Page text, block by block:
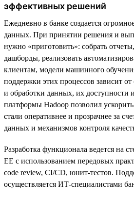
эффективных решений
Ежедневно в банке создается
данных. При принятии решения и
нужно «приготовить»: собрать
дашборды, реализовать
клиентам, модели машинного
поддержки этих процессов зависит от
и обработки данных, их доступности
платформы Hadoop позволил
стали оперативнее и прозрачнее за
данных и механизмов контроля
Разработка функционала ведется на
EE с использованием передовых
code review, CI/CD, юнит-тестов.
осуществляется ИТ-специалистами